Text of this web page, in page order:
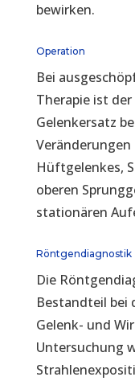
bewirken.
Operation
Bei
Therapie ist
Gelenkersatz
Veränderungen
Hüftgelenkes,
oberen
stationären
Röntgendiagnostik
Die
Bestandteil bei
Gelenk- und
Untersuchung